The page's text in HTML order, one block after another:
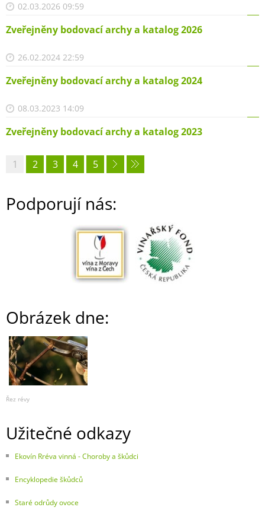
02.03.2026 09:59
Zveřejněny bodovací archy a katalog 2026
26.02.2024 22:59
Zveřejněny bodovací archy a katalog 2024
08.03.2023 14:09
Zveřejněny bodovací archy a katalog 2023
1 2 3 4 5
Podporují nás:
Obrázek dne:
Řez révy
Užitečné odkazy
Ekovín Rréva vinná - Choroby a škůdci
Encyklopedie škůdců
Staré odrůdy ovoce